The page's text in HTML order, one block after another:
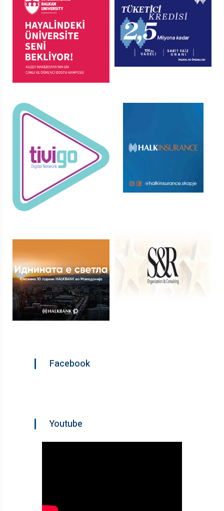
Facebook
Youtube